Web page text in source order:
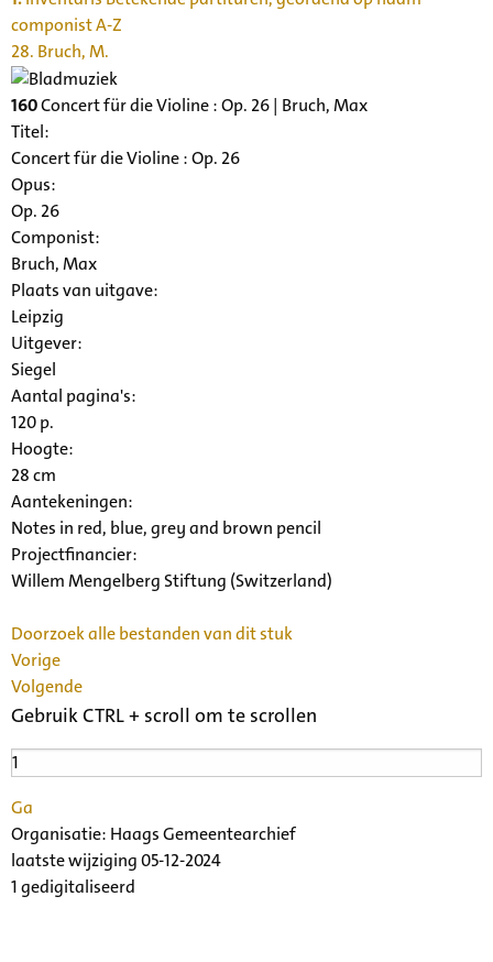
componist A-Z
28. Bruch, M.
160Concert für die Violine : Op. 26 | Bruch, Max
Titel:
Concert für die Violine : Op. 26
Opus:
Op. 26
Componist:
Bruch, Max
Plaats van uitgave:
Leipzig
Uitgever:
Siegel
Aantal pagina's:
120 p.
Hoogte:
28 cm
Aantekeningen:
Notes in red, blue, grey and brown pencil
Projectfinancier:
Willem Mengelberg Stiftung (Switzerland)
Doorzoek alle bestanden van dit stuk
Vorige
Volgende
Gebruik CTRL + scroll om te scrollen
Ga
Organisatie: Haags Gemeentearchief
laatste wijziging 05-12-2024
1 gedigitaliseerd